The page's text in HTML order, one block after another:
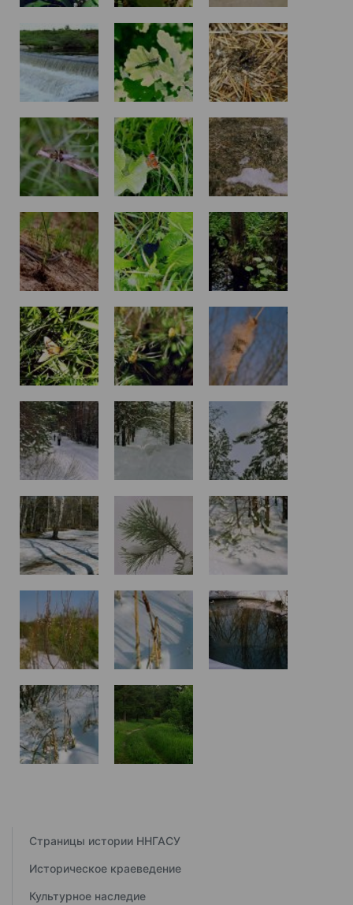
Страницы истории ННГАСУ
Историческое краеведение
Культурное наследие